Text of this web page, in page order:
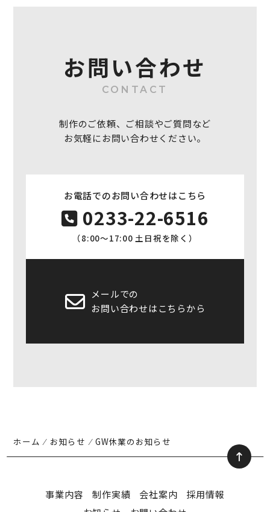
お問い合わせ
CONTACT
制作のご依頼、ご相談やご質問など
お気軽にお問い合わせください。
お電話でのお問い合わせはこちら
0233-22-6516
（8:00〜17:00 土日祝を除く）
メールでの
お問い合わせはこちらから
ホーム ⁄ お知らせ ⁄ GW休業のお知らせ
事業内容 制作実績 会社案内
採用情報